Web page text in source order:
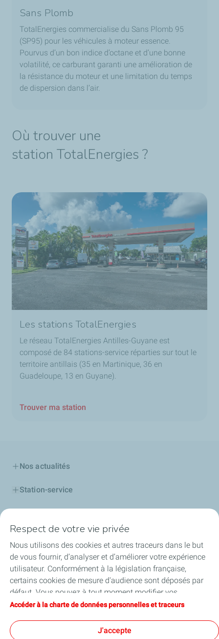
Sans Plomb
TotalEnergies commercialise du Sans Plomb 95
(SP95) pour les véhicules à moteur essence.
Pourvus d’un bon indice d’octane et d’une bonne
volatilité, ce carburant garanti une amélioration de
la résistance du moteur et une limitation du temps
de dispersion dans l’air.
Où trouver une
station TotalEnergies ?
Les stations TotalEnergies
Le réseau TotalEnergies Antilles-Guyane est
composé de 84 stations-service réparties sur tout le
territoire antillais (35 en Martinique, 36 en
Guadeloupe, 13 en Guyane).
Trouver ma station
Nos actualités
Station-service
Gaz
Lubrifiants
Professionnels
Alternance
Respect de votre vie privée
Nous utilisons des cookies et autres traceurs dans le but
de vous fournir, d’analyser et d’améliorer votre expérience
utilisateur. Conformément à la législation française,
certains cookies de mesure d'audience sont déposés par
défaut. Vous pouvez à tout moment modifier vos
paramètres de cookies en cliquant sur le bouton « Gérer
vous acceptez le dépôt de l’ensemble des cookies. Dans le
Accéder à la charte de données personnelles et traceurs
J'accepte